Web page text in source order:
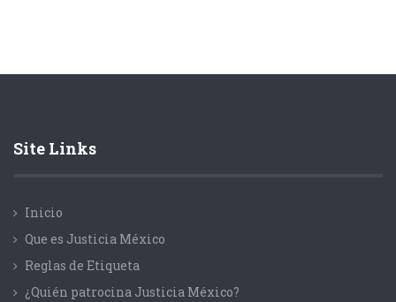
Site Links
Inicio
Que es Justicia México
Reglas de Etiqueta
¿Quién patrocina Justicia México?